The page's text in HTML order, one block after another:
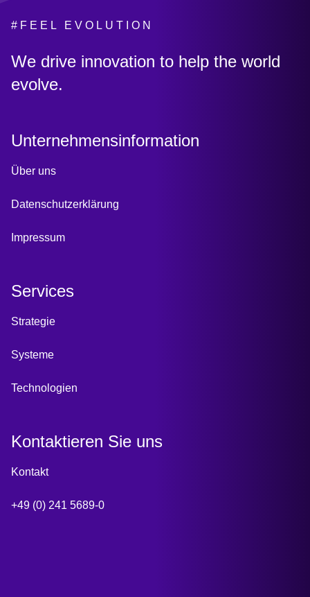
#FEEL EVOLUTION
:
We drive innovation to help the world
evolve.
Unternehmensinformation
Über uns
Datenschutzerklärung
Impressum
Services
Strategie
Systeme
Technologien
Kontaktieren Sie uns
Kontakt
+49 (0) 241 5689-0